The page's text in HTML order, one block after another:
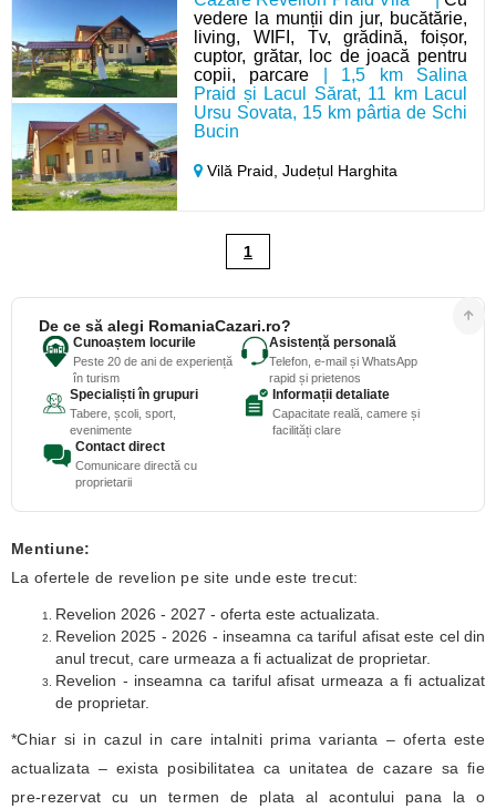
vedere la munții din jur, bucătărie,
living, WIFI, Tv, grădină, foișor,
cuptor, grătar, loc de joacă pentru
copii, parcare | 1,5 km Salina
Praid și Lacul Sărat, 11 km Lacul
Ursu Sovata, 15 km pârtia de Schi
Bucin
Vilă Praid,Județul Harghita
1
De ce să alegi RomaniaCazari.ro?
Cunoaștem locurile
Peste 20 de ani de experiență
în turism
Asistență personală
Telefon, e-mail și WhatsApp
rapid și prietenos
Specialiști în grupuri
Tabere, școli, sport,
evenimente
Informații detaliate
Capacitate reală, camere și
facilități clare
Contact direct
Comunicare directă cu
proprietarii
Mentiune:
La ofertele de revelion pe site unde este trecut:
Revelion 2026 - 2027 - oferta este actualizata.
Revelion 2025 - 2026 - inseamna ca tariful afisat este cel din
anul trecut, care urmeaza a fi actualizat de proprietar.
Revelion - inseamna ca tariful afisat urmeaza a fi actualizat
de proprietar.
*Chiar si in cazul in care intalniti prima varianta – oferta este
actualizata – exista posibilitatea ca unitatea de cazare sa fie
pre-rezervat cu un termen de plata al acontului pana la o